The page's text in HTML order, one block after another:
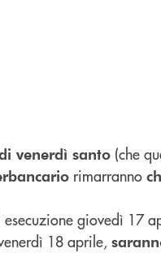
venerdì santo (che
rimarranno
giovedì 17
18 aprile,